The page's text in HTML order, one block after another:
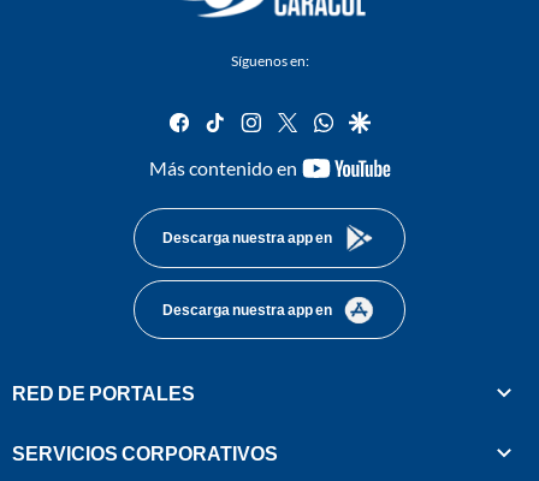
Síguenos en:
facebook
tiktok instagram
twitterwhatsapp
google
Más contenido en
youtube-
Descarga nuestra app en
Descarga nuestra app en
RED DE PORTALES
SERVICIOS CORPORATIVOS